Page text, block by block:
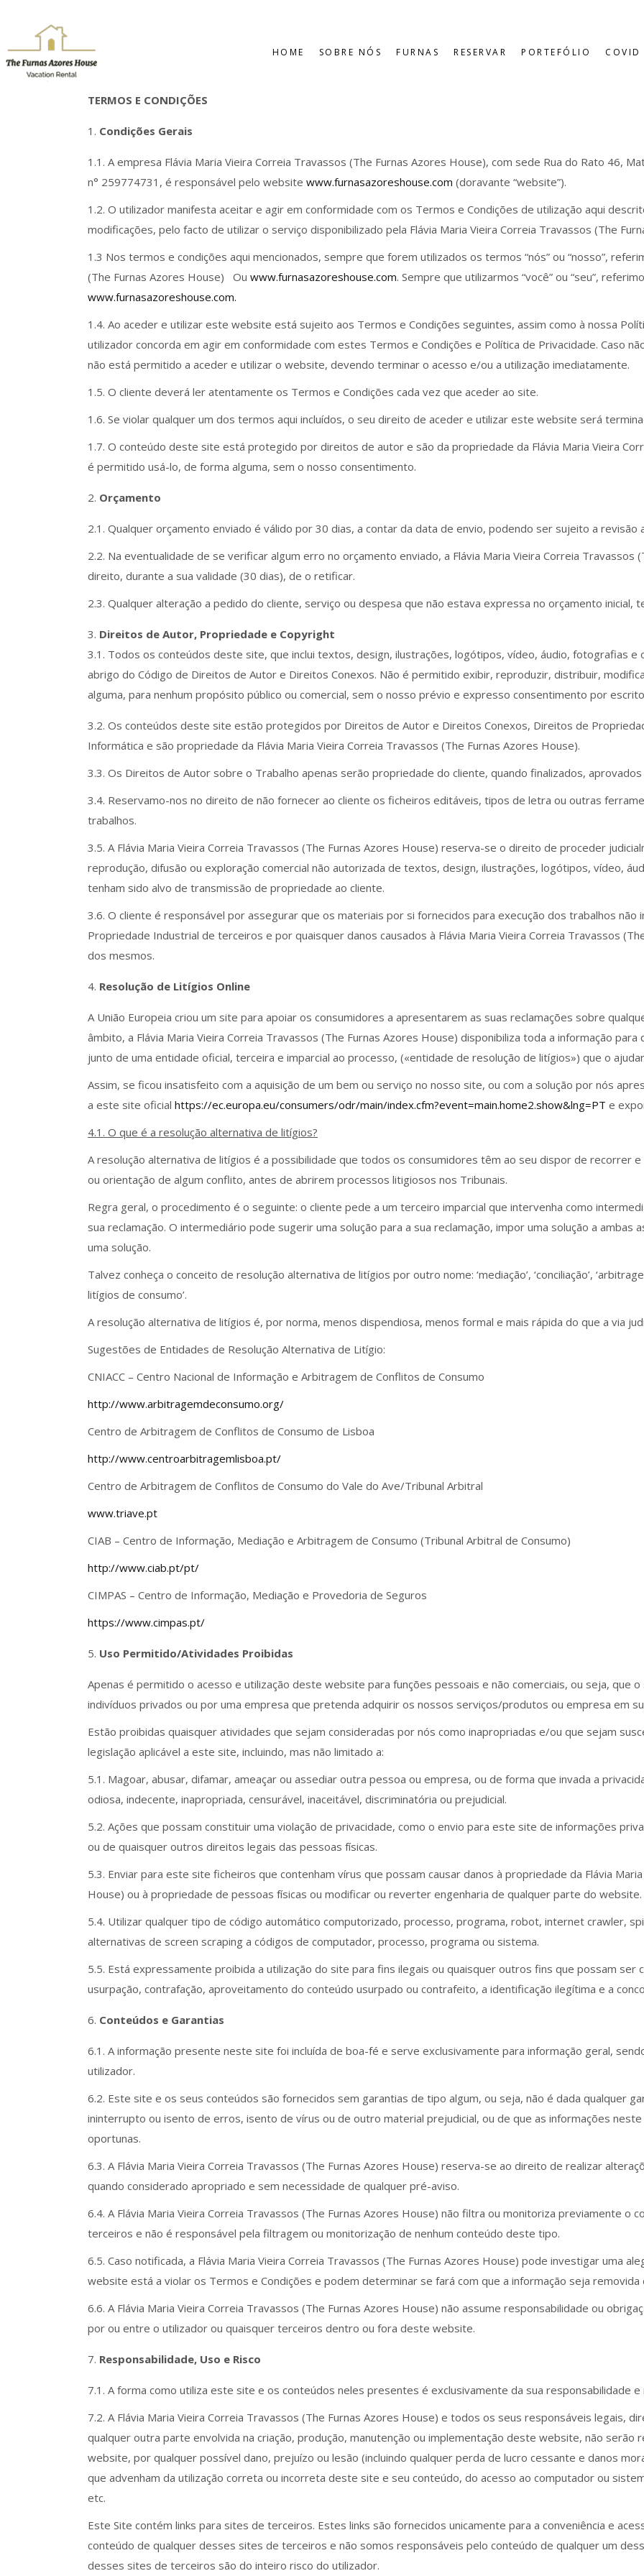
HOME SOBRE NÓS FURNAS RESERVAR PORTEFÓLIO COVID
TERMOS E CONDIÇÕES
Condições Gerais
1.1. A empresa Flávia Maria Vieira Correia Travassos (The Furnas Azores House), com sede Rua do Rato 46,
n° 259774731, é responsável pelo website www.furnasazoreshouse.com (doravante “website”).
1.2. O utilizador manifesta aceitar e agir em conformidade com os Termos e Condições de utilização aqui
modificações, pelo facto de utilizar o serviço disponibilizado pela Flávia Maria Vieira Correia Travassos (The
1.3 Nos termos e condições aqui mencionados, sempre que forem utilizados os termos “nós” ou “nosso”,
(The Furnas Azores House) Ou www.furnasazoreshouse.com. Sempre que utilizarmos “você” ou “seu”,
www.furnasazoreshouse.com.
1.4. Ao aceder e utilizar este website está sujeito aos Termos e Condições seguintes, assim como à nossa
utilizador concorda em agir em conformidade com estes Termos e Condições e Política de Privacidade. Caso
não está permitido a aceder e utilizar o website, devendo terminar o acesso e/ou a utilização imediatamente.
1.5. O cliente deverá ler atentamente os Termos e Condições cada vez que aceder ao site.
1.6. Se violar qualquer um dos termos aqui incluídos, o seu direito de aceder e utilizar este website será
1.7. O conteúdo deste site está protegido por direitos de autor e são da propriedade da Flávia Maria Vieira
é permitido usá-lo, de forma alguma, sem o nosso consentimento.
Orçamento
2.1. Qualquer orçamento enviado é válido por 30 dias, a contar da data de envio, podendo ser sujeito a revisão
2.2. Na eventualidade de se verificar algum erro no orçamento enviado, a Flávia Maria Vieira Correia
direito, durante a sua validade (30 dias), de o retificar.
2.3. Qualquer alteração a pedido do cliente, serviço ou despesa que não estava expressa no orçamento inicial,
Direitos de Autor, Propriedade e Copyright
3.1. Todos os conteúdos deste site, que inclui textos, design, ilustrações, logótipos, vídeo, áudio, fotografias
abrigo do Código de Direitos de Autor e Direitos Conexos. Não é permitido exibir, reproduzir, distribuir,
alguma, para nenhum propósito público ou comercial, sem o nosso prévio e expresso consentimento por
3.2. Os conteúdos deste site estão protegidos por Direitos de Autor e Direitos Conexos, Direitos de
Informática e são propriedade da Flávia Maria Vieira Correia Travassos (The Furnas Azores House).
3.3. Os Direitos de Autor sobre o Trabalho apenas serão propriedade do cliente, quando finalizados,
3.4. Reservamo-nos no direito de não fornecer ao cliente os ficheiros editáveis, tipos de letra ou outras
trabalhos.
3.5. A Flávia Maria Vieira Correia Travassos (The Furnas Azores House) reserva-se o direito de proceder
reprodução, difusão ou exploração comercial não autorizada de textos, design, ilustrações, logótipos, vídeo,
tenham sido alvo de transmissão de propriedade ao cliente.
3.6. O cliente é responsável por assegurar que os materiais por si fornecidos para execução dos trabalhos
Propriedade Industrial de terceiros e por quaisquer danos causados à Flávia Maria Vieira Correia Travassos
dos mesmos.
Resolução de Litígios Online
A União Europeia criou um site para apoiar os consumidores a apresentarem as suas reclamações sobre
âmbito, a Flávia Maria Vieira Correia Travassos (The Furnas Azores House) disponibiliza toda a informação
junto de uma entidade oficial, terceira e imparcial ao processo, («entidade de resolução de litígios») que o
Assim, se ficou insatisfeito com a aquisição de um bem ou serviço no nosso site, ou com a solução por nós
a este site oficial https://ec.europa.eu/consumers/odr/main/index.cfm?event=main.home2.show&lng=PT e
4.1. O que é a resolução alternativa de litígios?
A resolução alternativa de litígios é a possibilidade que todos os consumidores têm ao seu dispor de recorrer
ou orientação de algum conflito, antes de abrirem processos litigiosos nos Tribunais.
Regra geral, o procedimento é o seguinte: o cliente pede a um terceiro imparcial que intervenha como
sua reclamação. O intermediário pode sugerir uma solução para a sua reclamação, impor uma solução a
uma solução.
Talvez conheça o conceito de resolução alternativa de litígios por outro nome: ‘mediação’, ‘conciliação’,
litígios de consumo’.
A resolução alternativa de litígios é, por norma, menos dispendiosa, menos formal e mais rápida do que a via
Sugestões de Entidades de Resolução Alternativa de Litígio:
CNIACC – Centro Nacional de Informação e Arbitragem de Conflitos de Consumo
http://www.arbitragemdeconsumo.org/
Centro de Arbitragem de Conflitos de Consumo de Lisboa
http://www.centroarbitragemlisboa.pt/
Centro de Arbitragem de Conflitos de Consumo do Vale do Ave/Tribunal Arbitral
www.triave.pt
CIAB – Centro de Informação, Mediação e Arbitragem de Consumo (Tribunal Arbitral de Consumo)
http://www.ciab.pt/pt/
CIMPAS – Centro de Informação, Mediação e Provedoria de Seguros
https://www.cimpas.pt/
Uso Permitido/Atividades Proibidas
Apenas é permitido o acesso e utilização deste website para funções pessoais e não comerciais, ou seja, que
indivíduos privados ou por uma empresa que pretenda adquirir os nossos serviços/produtos ou empresa em
Estão proibidas quaisquer atividades que sejam consideradas por nós como inapropriadas e/ou que sejam
legislação aplicável a este site, incluindo, mas não limitado a:
5.1. Magoar, abusar, difamar, ameaçar ou assediar outra pessoa ou empresa, ou de forma que invada a
odiosa, indecente, inapropriada, censurável, inaceitável, discriminatória ou prejudicial.
5.2. Ações que possam constituir uma violação de privacidade, como o envio para este site de informações
ou de quaisquer outros direitos legais das pessoas físicas.
5.3. Enviar para este site ficheiros que contenham vírus que possam causar danos à propriedade da Flávia
House) ou à propriedade de pessoas físicas ou modificar ou reverter engenharia de qualquer parte do website.
5.4. Utilizar qualquer tipo de código automático computorizado, processo, programa, robot, internet crawler,
alternativas de screen scraping a códigos de computador, processo, programa ou sistema.
5.5. Está expressamente proibida a utilização do site para fins ilegais ou quaisquer outros fins que possam ser
usurpação, contrafação, aproveitamento do conteúdo usurpado ou contrafeito, a identificação ilegítima e a
Conteúdos e Garantias
6.1. A informação presente neste site foi incluída de boa-fé e serve exclusivamente para informação geral,
utilizador.
6.2. Este site e os seus conteúdos são fornecidos sem garantias de tipo algum, ou seja, não é dada qualquer
ininterrupto ou isento de erros, isento de vírus ou de outro material prejudicial, ou de que as informações
oportunas.
6.3. A Flávia Maria Vieira Correia Travassos (The Furnas Azores House) reserva-se ao direito de realizar
quando considerado apropriado e sem necessidade de qualquer pré-aviso.
6.4. A Flávia Maria Vieira Correia Travassos (The Furnas Azores House) não filtra ou monitoriza previamente
terceiros e não é responsável pela filtragem ou monitorização de nenhum conteúdo deste tipo.
6.5. Caso notificada, a Flávia Maria Vieira Correia Travassos (The Furnas Azores House) pode investigar uma
website está a violar os Termos e Condições e podem determinar se fará com que a informação seja
6.6. A Flávia Maria Vieira Correia Travassos (The Furnas Azores House) não assume responsabilidade ou
por ou entre o utilizador ou quaisquer terceiros dentro ou fora deste website.
Responsabilidade, Uso e Risco
7.1. A forma como utiliza este site e os conteúdos neles presentes é exclusivamente da sua responsabilidade e
7.2. A Flávia Maria Vieira Correia Travassos (The Furnas Azores House) e todos os seus responsáveis legais,
qualquer outra parte envolvida na criação, produção, manutenção ou implementação deste website, não
website, por qualquer possível dano, prejuízo ou lesão (incluindo qualquer perda de lucro cessante e danos
que advenham da utilização correta ou incorreta deste site e seu conteúdo, do acesso ao computador ou
etc.
Este Site contém links para sites de terceiros. Estes links são fornecidos unicamente para a conveniência e
conteúdo de qualquer desses sites de terceiros e não somos responsáveis pelo conteúdo de qualquer um
desses sites de terceiros são do inteiro risco do utilizador.